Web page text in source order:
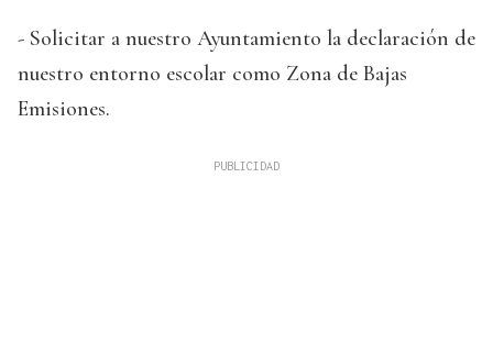
- Solicitar a nuestro Ayuntamiento la declaración de
nuestro entorno escolar como Zona de Bajas
Emisiones.